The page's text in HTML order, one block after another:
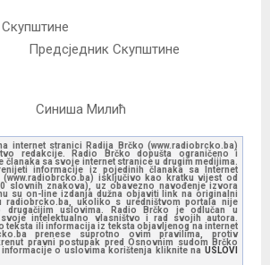
Скупштине
Скупштине
Милић
internet stranici Radija Brčko (www.radiobrcko.ba)
redakcije. Radio Brčko dopušta ograničeno i
članaka sa svoje internet stranice u drugim medijima.
informacije iz pojedinih članaka sa Internet
(www.radiobrcko.ba) isključivo kao kratku vijest od
slovnih znakova), uz obavezno navođenje izvora
su on-line izdanja dužna objaviti link na originalni
radiobrcko.ba, ukoliko s uredništvom portala nije
drugačijim uslovima. Radio Brčko je odlučan u
intelektualno vlasništvo i rad svojih autora.
teksta ili informacija iz teksta objavljenog na internet
prenese suprotno ovim pravilima, protiv
pravni postupak pred Osnovnim sudom Brčko
o uslovima korištenja kliknite na USLOVI